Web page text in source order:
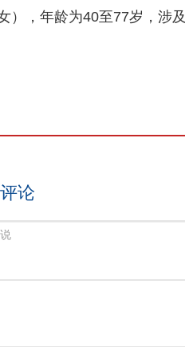
），年龄为40至77岁，涉
论